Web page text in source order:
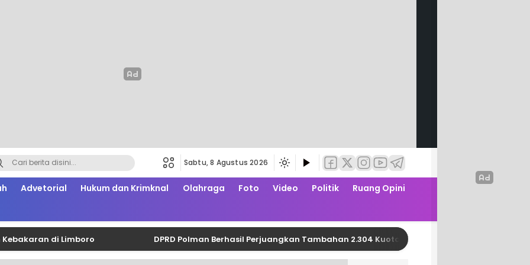
Sabtu, 8 Agustus 2026
Advetorial Hukum dan Krimknal Olahraga Foto Video Politik
Ruang Opini
di Limboro DPRD Polman Berhasil Perjuangkan Tambahan 2.304 Kuota PBI JK APBN dari Kemensos RI